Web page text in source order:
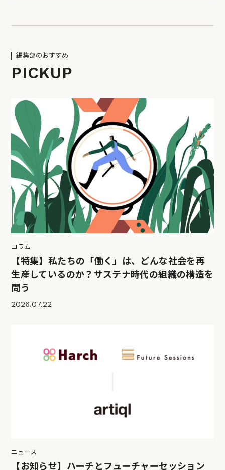
編集部のおすすめ
PICKUP
コラム
【特集】私たちの「働く」は、どんな社会を再
生産しているのか？サステナ時代の組織の構造を
問う
2026.07.22
ニュース
【お知らせ】ハーチとフューチャーセッション